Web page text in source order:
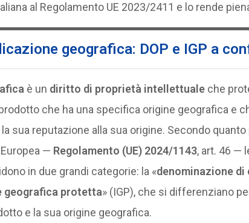
al Regolamento UE 2023/2411 e lo rende
geografica: DOP e IGP a
è un diritto di proprietà intellettualeche
che ha una specifica origine geografica e
sua reputazione alla sua origine. Secondo quanto
— Regolamento (UE) 2024/1143, art. 46 —
in due grandi categorie: la «denominazione
geografica protetta» (IGP), che si differenziano
e la sua origine geografica.